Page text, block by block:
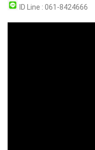
ID Line : 061-8424666